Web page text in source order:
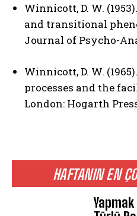
ABONE
Gizlilik politikasınıokudum,
HAFTANIN EN
Winnicott, D. W.
and transitional
Journal of Psycho-
Winnicott, D. W.
processes and the
London: Hogarth